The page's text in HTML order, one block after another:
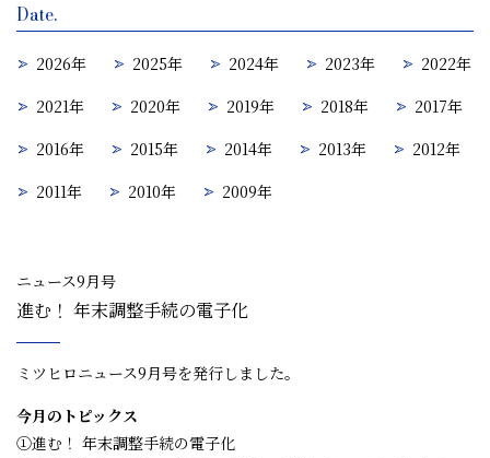
ニュース9月号
進む！ 年末調整手続の電子化
ミツヒロニュース9月号を発行しました。
今月のトピックス
①進む！ 年末調整手続の電子化
Date.
2026年 2025年 2024年 2023年
2022年
2021年
2020年 2019年 2018年
2017年
2016年
2015年 2014年 2013年
2012年
2011年
2010年 2009年